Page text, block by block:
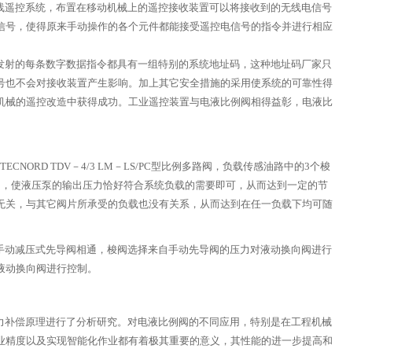
控系统，布置在移动机械上的遥控接收装置可以将接收到的无线电信号
，使得原来手动操作的各个元件都能接受遥控电信号的指令并进行相应
的每条数字数据指令都具有一组特别的系统地址码，这种地址码厂家只
不会对接收装置产生影响。加上其它安全措施的采用使系统的可靠性得
的遥控改造中获得成功。工业遥控装置与电液比例阀相得益彰，电液比
TDV－4/3 LM－LS/PC型比例多路阀，负载传感油路中的3个梭
使液压泵的输出压力恰好符合系统负载的需要即可，从而达到一定的节
，与其它阀片所承受的负载也没有关系，从而达到在任一负载下均可随
减压式先导阀相通，梭阀选择来自手动先导阀的压力对液动换向阀进行
换向阀进行控制。
偿原理进行了分析研究。对电液比例阀的不同应用，特别是在工程机械
度以及实现智能化作业都有着极其重要的意义，其性能的进一步提高和